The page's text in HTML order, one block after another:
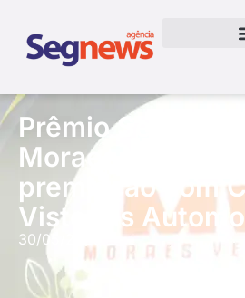
Prêmio Seg
Moraes Velleda
premiação com
Vistorias
30/05/2026